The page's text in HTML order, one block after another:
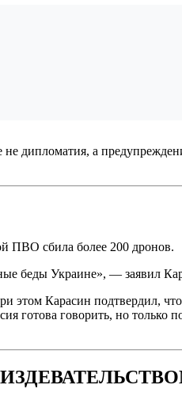
дипломатия, а
ПВО сбила более 200 дронов.
беды Украине», — заявил
Карасин подтвердил, что
готова говорить, но только